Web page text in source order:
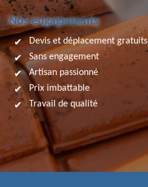
Nos engagements
Devis et déplacement gratuits
Sans engagement
Artisan passionné
Prix imbattable
Travail de qualité